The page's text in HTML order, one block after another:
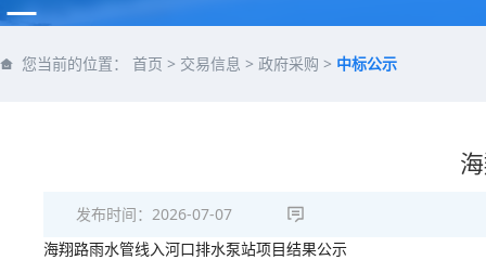
您当前的位置： 首页 > 交易信息 > 政府采购 > 中标公示
发布时间： 2026-07-07
海翔路雨水管线入河口排水泵站项目结果公示